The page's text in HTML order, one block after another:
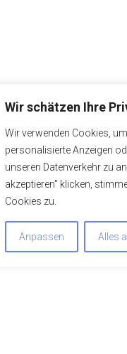
Wir schätzen Ihre
Wir verwenden Cookies,
personalisierte Anzeigen
unseren Datenverkehr zu
akzeptieren" klicken,
Cookies zu.
Anpassen Alles